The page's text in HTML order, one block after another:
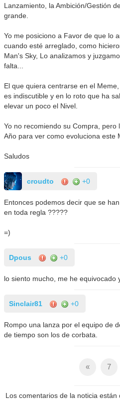
Lanzamiento, la Ambición/Gestión
grande.
Yo me posiciono a Favor de que lo
cuando esté arreglado, como
Man's Sky, Lo analizamos y
falta...
El que quiera centrarse en el
es indiscutible y en lo roto que ha
elevar un poco el Nivel.
Yo no recomiendo su Compra, pero
Año para ver como evoluciona este
Saludos
croudto +0
Entonces podemos decir que se
en toda regla ?????
=)
Dpous +0
lo siento mucho, me he equivocado
Sinclair81 +0
Rompo una lanza por el equipo de
de tiempo son los de corbata.
« 7
Los comentarios de la noticia